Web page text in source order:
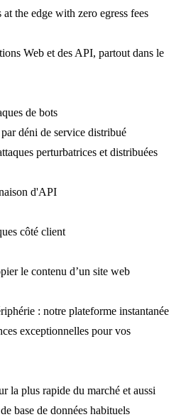
the edge with zero egress fees
Web et des API, partout dans le
de bots
déni de service distribué
perturbatrices et distribuées
d'API
côté client
le contenu d’un site web
: notre plateforme instantanée
exceptionnelles pour vos
la plus rapide du marché et aussi
base de données habituels